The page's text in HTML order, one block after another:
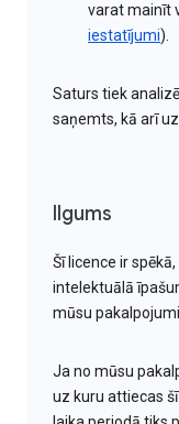
varat mainīt
iestatījumi).
Saturs tiek
saņemts, kā arī
Ilgums
Šī licence ir
intelektuālā
mūsu
Ja no mūsu
uz kuru attiecas